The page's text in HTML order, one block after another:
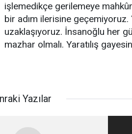
işlemedikçe gerilemeye
bir adım ilerisine
uzaklaşıyoruz. İnsanoğlu her
mazhar olmalı. Yaratılış
Yazılar